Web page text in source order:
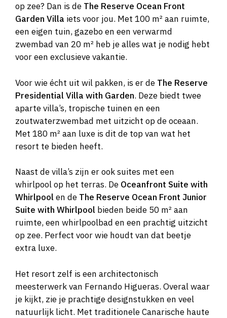
op zee? Dan is de The Reserve Ocean Front
Garden Villa iets voor jou. Met 100 m² aan ruimte,
een eigen tuin, gazebo en een verwarmd
zwembad van 20 m² heb je alles wat je nodig hebt
voor een exclusieve vakantie.
Voor wie écht uit wil pakken, is er de The Reserve
Presidential Villa with Garden. Deze biedt twee
aparte villa’s, tropische tuinen en een
zoutwaterzwembad met uitzicht op de oceaan.
Met 180 m² aan luxe is dit de top van wat het
resort te bieden heeft.
Naast de villa’s zijn er ook suites met een
whirlpool op het terras. De Oceanfront Suite with
Whirlpoolen de The Reserve Ocean Front Junior
Suite with Whirlpool bieden beide 50 m² aan
ruimte, een whirlpoolbad en een prachtig uitzicht
op zee. Perfect voor wie houdt van dat beetje
extra luxe.
Het resort zelf is een architectonisch
meesterwerk van Fernando Higueras. Overal waar
je kijkt, zie je prachtige designstukken en veel
natuurlijk licht. Met traditionele Canarische haute